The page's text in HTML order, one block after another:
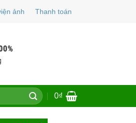
ảnh Thanh toán
0₫